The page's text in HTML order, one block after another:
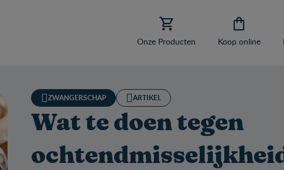

Onze Producten

Koop online
ZWANGERSCHAP ARTIKEL
Wat te doen tegen